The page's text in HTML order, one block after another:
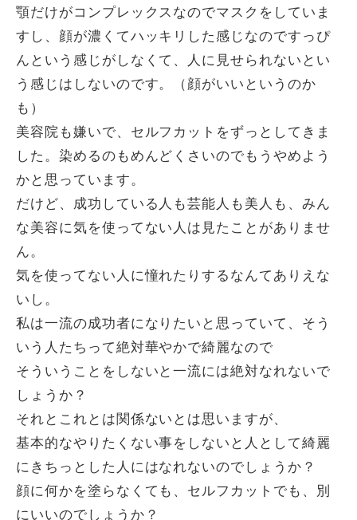
顎だけがコンプレックスなのでマスクをしていま
すし、顔が濃くてハッキリした感じなのですっぴ
んという感じがしなくて、人に見せられないとい
う感じはしないのです。（顔がいいというのか
も）
美容院も嫌いで、セルフカットをずっとしてきま
した。染めるのもめんどくさいのでもうやめよう
かと思っています。
だけど、成功している人も芸能人も美人も、みん
な美容に気を使ってない人は見たことがありませ
ん。
気を使ってない人に憧れたりするなんてありえな
いし。
私は一流の成功者になりたいと思っていて、そう
いう人たちって絶対華やかで綺麗なので
そういうことをしないと一流には絶対なれないで
しょうか？
それとこれとは関係ないとは思いますが、
基本的なやりたくない事をしないと人として綺麗
にきちっとした人にはなれないのでしょうか？
顔に何かを塗らなくても、セルフカットでも、別
にいいのでしょうか？